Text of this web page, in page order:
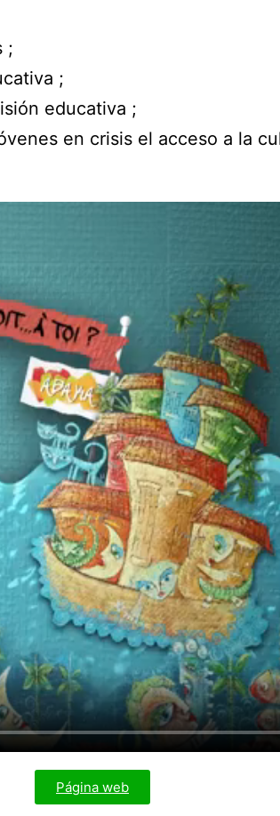
;
;
educativa ;
en crisis el acceso a la
Página web